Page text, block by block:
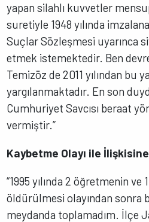
yapan silahlı kuvvetler
suretiyle 1948 yılında
Suçlar Sözleşmesi uyarınca
etmek istemektedir. Ben
Temizöz de 2011 yılından bu
yargılanmaktadır. En son
Cumhuriyet Savcısı beraat
vermiştir.”
Kaybetme Olayı ile
“1995 yılında 2 öğretmenin ve
öldürülmesi olayından sonra
meydanda toplamadım. İlçe